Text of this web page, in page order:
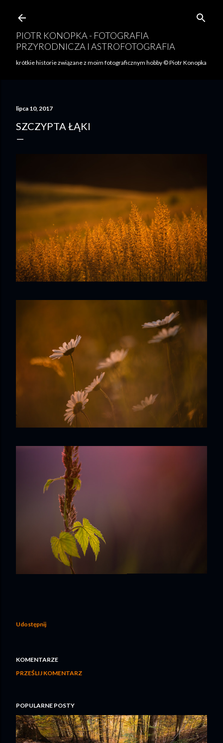
PIOTR KONOPKA - FOTOGRAFIA
PRZYRODNICZA I ASTROFOTOGRAFIA
krótkie historie związane z moim fotograficznym hobby © Piotr Konopka
lipca 10, 2017
SZCZYPTA ŁĄKI
Udostępnij
KOMENTARZE
PRZEŚLIJ KOMENTARZ
POPULARNE POSTY